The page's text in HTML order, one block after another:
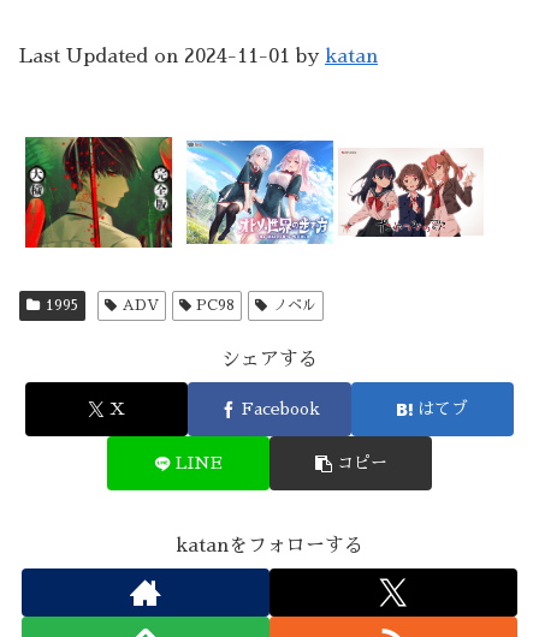
Last Updated on 2024-11-01 by katan
1995 ADV PC98 ノベル
シェアする
X Facebook はてブ
LINE コピー
katanをフォローする